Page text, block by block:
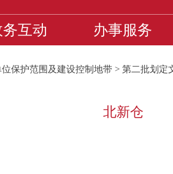
互动 办事服务
保护范围及建设控制地带 > 第二批划定
北新仓